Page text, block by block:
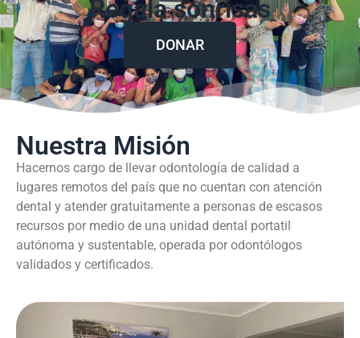
Regala sonrisas
DONAR
Nuestra Misión
Hacernos cargo de llevar odontología de calidad a
lugares remotos del país que no cuentan con atención
dental y atender gratuitamente a personas de escasos
recursos por medio de una unidad dental portatil
autónoma y sustentable, operada por odontólogos
validados y certificados.